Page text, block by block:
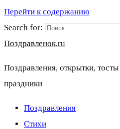
Перейти к содержанию
Search for:
Поздравленок.ru
Поздравления, открытки,
праздники
Поздравления
Стихи